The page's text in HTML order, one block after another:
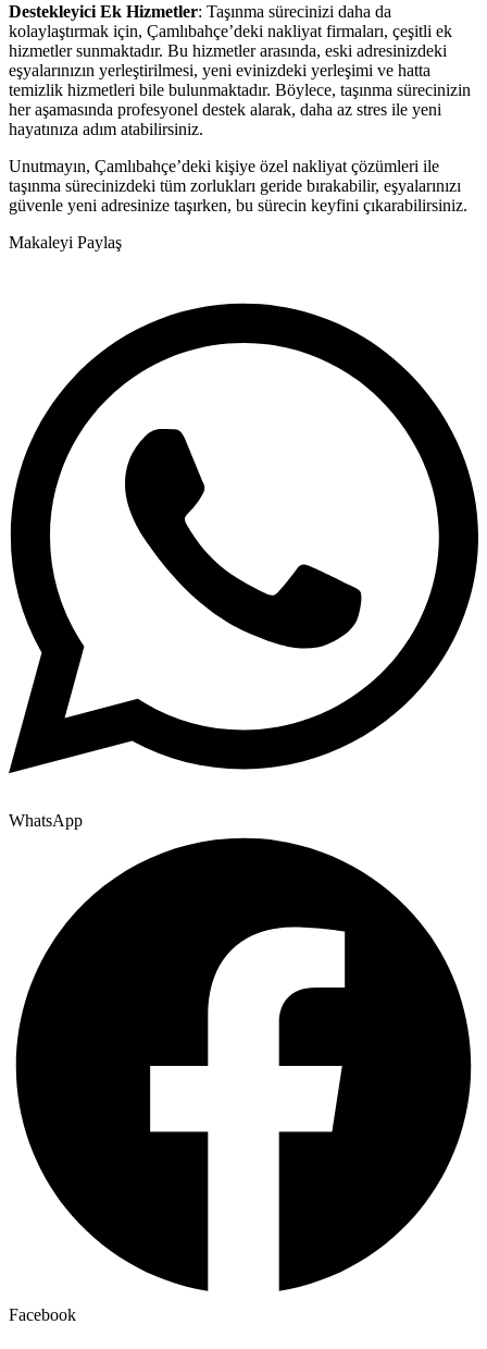
Destekleyici Ek Hizmetler: Taşınma sürecinizi daha da
kolaylaştırmak için, Çamlıbahçe’deki nakliyat firmaları, çeşitli ek
hizmetler sunmaktadır. Bu hizmetler arasında, eski adresinizdeki
eşyalarınızın yerleştirilmesi, yeni evinizdeki yerleşimi ve hatta
temizlik hizmetleri bile bulunmaktadır. Böylece, taşınma sürecinizin
her aşamasında profesyonel destek alarak, daha az stres ile yeni
hayatınıza adım atabilirsiniz.
Unutmayın, Çamlıbahçe’deki kişiye özel nakliyat çözümleri ile
taşınma sürecinizdeki tüm zorlukları geride bırakabilir, eşyalarınızı
güvenle yeni adresinize taşırken, bu sürecin keyfini çıkarabilirsiniz.
Makaleyi Paylaş
WhatsApp
Facebook